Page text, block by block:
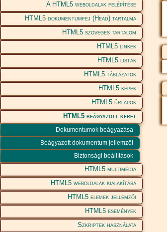
A HTML5 weboldalak felépítése
HTML5 dokumentumfej (Head) tartalma
HTML5 szöveges tartalom
HTML5 linkek
HTML5 listák
HTML5 táblázatok
HTML5 képek
HTML5 űrlapok
HTML5 beágyazott keret
Dokumentumok beágyazása
Beágyazott dokumentum jellemzői
Biztonsági beállítások
HTML5 multimédia
HTML5 weboldalak kialakítása
HTML5 elemek jellemzői
HTML5 események
Szkriptek használata